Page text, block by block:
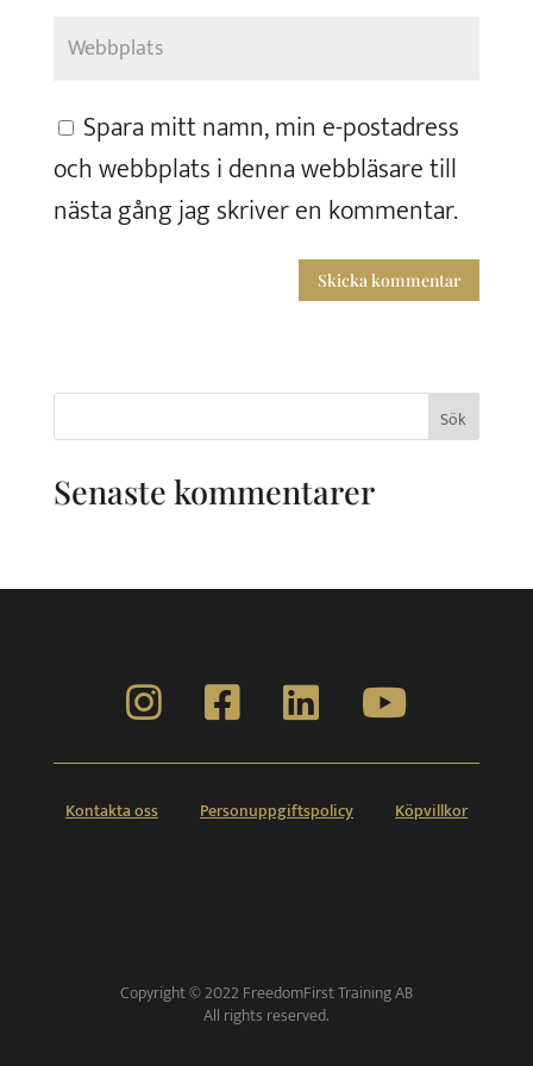
Spara mitt namn, min e-postadress
och webbplats i denna webbläsare till
nästa gång jag skriver en kommentar.
efter:
Senaste kommentarer
Kontakta oss Personuppgiftspolicy Köpvillkor
Copyright © 2022 FreedomFirst Training AB
All rights reserved.